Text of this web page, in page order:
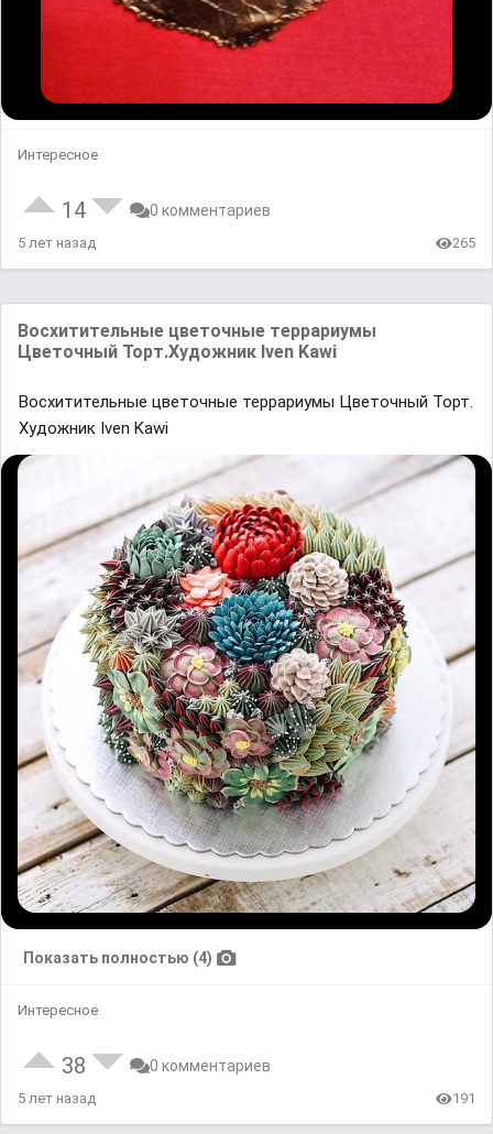
Интересное
14 0 комментариев
5 лет назад 265
Восхитительные цветочные террариумы
Цветочный Торт.Художник Iven Kawi
Восхитительные цветочные террариумы Цветочный Торт.
Художник Iven Kawi
Показать полностью (4)
Интересное
38 0 комментариев
5 лет назад 191